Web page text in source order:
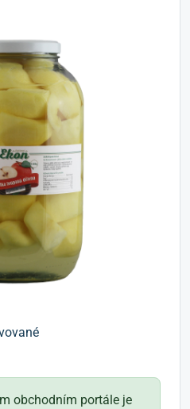
obchodním portále je